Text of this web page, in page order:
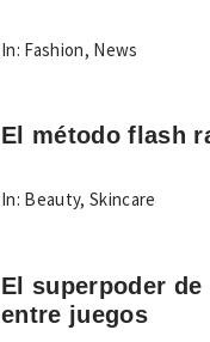
In: Fashion, News
El método flash
In: Beauty,Skincare
El superpoder de
entre juegos